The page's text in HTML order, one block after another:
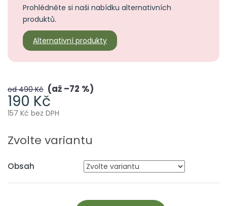
od 490 Kč až –72 %
190 Kč
157 Kč bez DPH
cena:
Zvolte variantu
Obsah
Prohlédněte si naši nabídku alternativních
produktů.
Alternativní produkty